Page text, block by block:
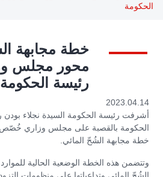
الحكومة
خطة مجابهة
محور مجلس
رئيسة الحكومة
2023.04.14
أشرفت رئيسة الحكومة السيدة نجلاء بودن
الحكومة بالقصبة على مجلس وزاري
خطة مجابهة الشُحّ المائي.
وتتضمن هذه الخطة الوضعية الحالية للموارد